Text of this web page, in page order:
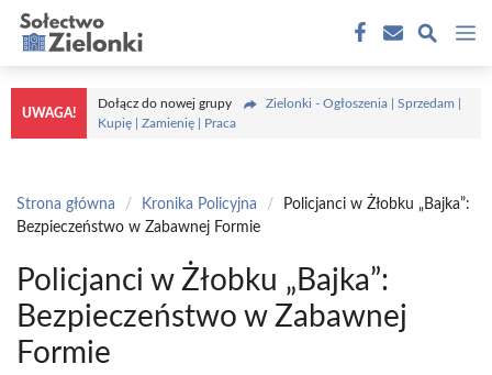
Przejdź
treści
UWAGA!
Dołącz do nowej grupy
Zielonki - Ogłoszenia | Sprzedam |
Kupię | Zamienię | Praca
Strona główna / Kronika Policyjna /
Policjanci w Żłobku „Bajka”:
Bezpieczeństwo w Zabawnej Formie
Policjanci w Żłobku „Bajka”:
Bezpieczeństwo w Zabawnej
Formie